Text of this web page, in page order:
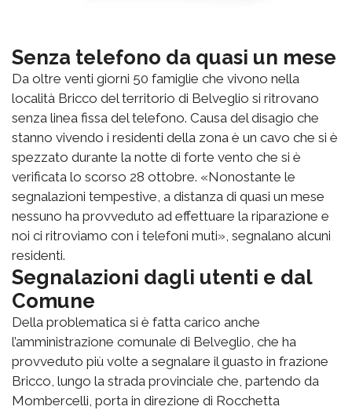
Senza telefono da quasi un mese
Da oltre venti giorni 50 famiglie che vivono nella
località Bricco del territorio di Belveglio si ritrovano
senza linea fissa del telefono. Causa del disagio che
stanno vivendo i residenti della zona è un cavo che si è
spezzato durante la notte di forte vento che si è
verificata lo scorso 28 ottobre. «Nonostante le
segnalazioni tempestive, a distanza di quasi un mese
nessuno ha provveduto ad effettuare la riparazione e
noi ci ritroviamo con i telefoni muti», segnalano alcuni
residenti.
Segnalazioni dagli utenti e dal
Comune
Della problematica si è fatta carico anche
l’amministrazione comunale di Belveglio, che ha
provveduto più volte a segnalare il guasto in frazione
Bricco, lungo la strada provinciale che, partendo da
Mombercelli, porta in direzione di Rocchetta